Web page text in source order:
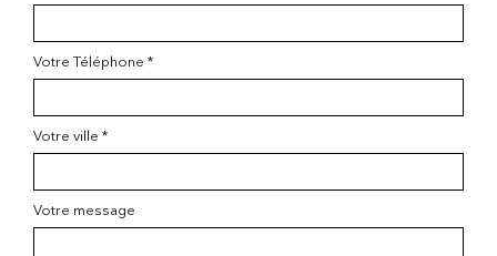
Votre Téléphone *
Votre ville *
Votre message